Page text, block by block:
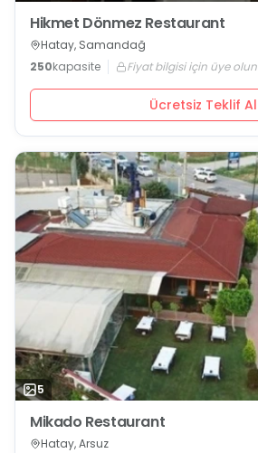
Hikmet Dönmez Restaurant
Hatay, Samandağ
250kapasite Fiyat bilgisi için üye olun
Ücretsiz Teklif Al
5
Mikado Restaurant
Hatay, Arsuz